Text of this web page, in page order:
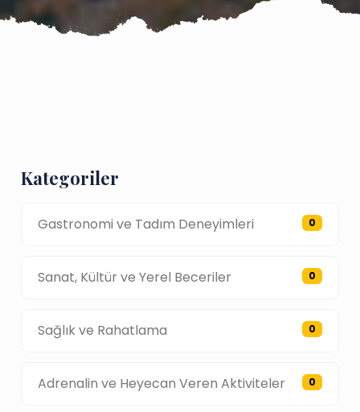
Kategoriler
Gastronomi ve Tadım Deneyimleri 0
Sanat, Kültür ve Yerel Beceriler 0
Sağlık ve Rahatlama 0
Adrenalin ve Heyecan Veren Aktiviteler 0